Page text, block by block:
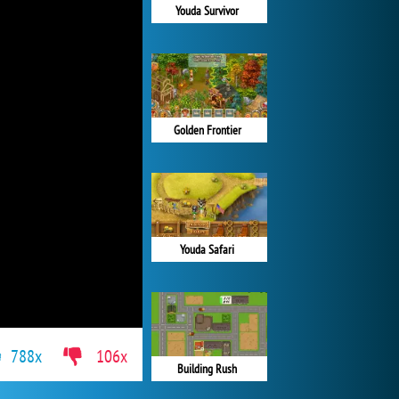
Youda Survivor
Golden Frontier
Youda Safari
Building Rush
788x 106x